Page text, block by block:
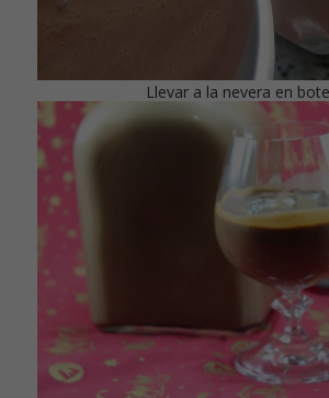
Llevar a la nevera en